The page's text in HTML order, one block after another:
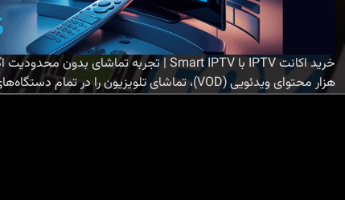
هزار محتوای ویدئویی (VOD)، تماشای تلویزیون را در تمام دستگاه‌های خود به مرحله‌ای جدید می‌برید. ویژگی‌های برجسته اکانت